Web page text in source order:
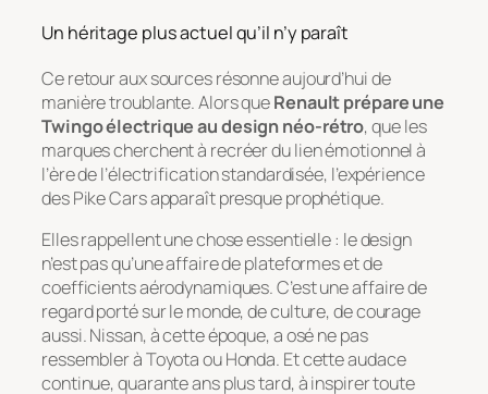
Un héritage plus actuel qu’il n’y paraît
Ce retour aux sources résonne aujourd’hui de
manière troublante. Alors queRenault prépare une
Twingo électrique au design néo-rétro, que les
marques cherchent à recréer du lien émotionnel à
l’ère de l’électrification standardisée, l’expérience
des Pike Cars apparaît presque prophétique.
Elles rappellent une chose essentielle : le design
n’est pas qu’une affaire de plateformes et de
coefficients aérodynamiques. C’est une affaire de
regard porté sur le monde, de culture, de courage
aussi. Nissan, à cette époque, a osé ne pas
ressembler à Toyota ou Honda. Et cette audace
continue, quarante ans plus tard, à inspirer toute